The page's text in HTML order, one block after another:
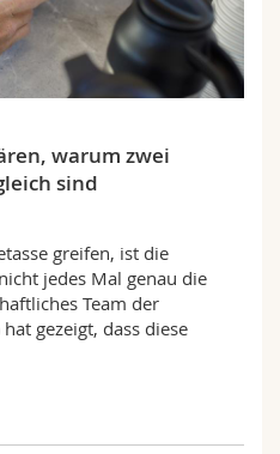
warum zwei
sind
greifen, ist die
jedes Mal genau die
Team der
gezeigt, dass diese